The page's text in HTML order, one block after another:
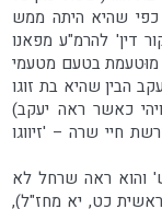
כפי שהיא היתה ממש
דין' להרמ"ע מפאנו
מוּטעמת בטעם מטעמי
הבין שהיא בת זוגו
כאשר ראה יעקב)
חיי שרה – 'זיווגו
והוא ראה שרחל לא
כט, יא מחז"ל),